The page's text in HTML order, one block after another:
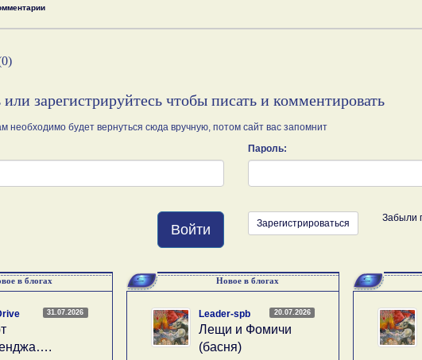
или зарегистрируйтесь чтобы писать и комментировать
необходимо будет вернуться сюда вручную, потом сайт вас запомнит
Пароль:
Войти Зарегистрироваться Забыли
в блогах
31.07.2026
Новое в блогах
20.07.2026
Leader-spb
Лещи и Фомичи
(басня)